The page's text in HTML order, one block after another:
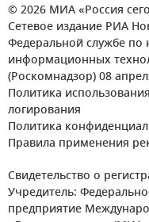
© 2026 МИА «Россия
Сетевое издание РИА
Федеральной службе по
информационных
(Роскомнадзор) 08
Политика
логирования
Политика
Правила применения
Свидетельство о
Учредитель:
предприятие